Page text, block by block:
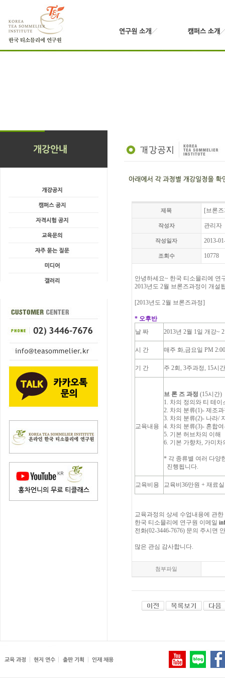
제목 [브론
작성자 관리자
작성일자 2013-
조회수 10778
안녕하세요~ 한국 티소믈리에 연
2013년도 2월 브론즈과정이 개설
[2013년도 2월 브론즈과정]
* 오후반
날 짜
2013년 2월 1일 개강~
시 간 매주 화,금요일 PM
기 간 주 2회, 3주과정, 15시
교육내용
브 론 즈 과정 (15시간)
1. 차의 정의와 티 테이
2. 차의 분류(1)- 제조
3. 차의 분류(2)- 나라/
4. 차의 분류(3)- 혼합
5. 기본 허브차의 이해
6. 기본 가향차, 가미차
* 각 종류별 여러 다양
진행됩니다.
교육비용 교육비36만원 + 재료
교육과정의 상세 수업내용에 관
한국 티소믈리에 연구원 이메일
전화(02-3446-7676) 문의 주시면
많은 관심 감사합니다.
첨부파일